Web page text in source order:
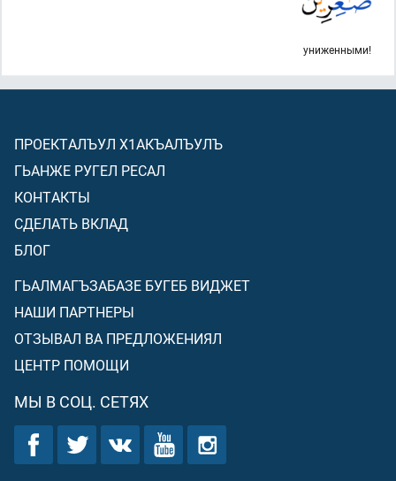
униженными!
ПРОЕКТАЛЪУЛ Х1АКЪАЛЪУЛЪ
ГЬАНЖЕ РУГЕЛ РЕСАЛ
КОНТАКТЫ
СДЕЛАТЬ ВКЛАД
БЛОГ
ГЬАЛМАГЪЗАБАЗЕ БУГЕБ ВИДЖЕТ
НАШИ ПАРТНЕРЫ
ОТЗЫВАЛ ВА ПРЕДЛОЖЕНИЯЛ
ЦЕНТР ПОМОЩИ
МЫ В СОЦ. СЕТЯХ